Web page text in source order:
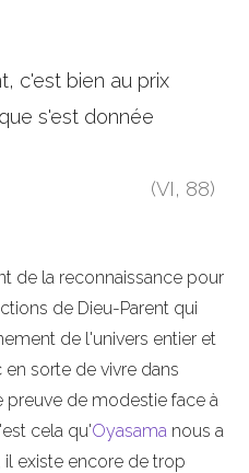
c'est bien au prix
s'est donnée
(VI, 88)
de la reconnaissance pour
de Dieu-Parent qui
de l'univers entier et
sorte de vivre dans
preuve de modestie face à
cela qu'Oyasama nous a
il existe encore de trop